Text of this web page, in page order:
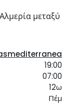
μεταξύ
19:00
07:00
12ω
Πέμ